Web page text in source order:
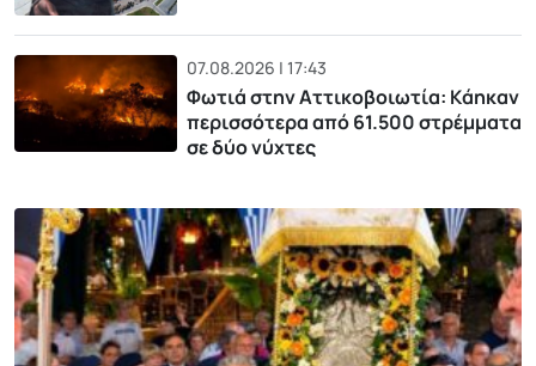
07.08.2026 | 17:43
Φωτιά στην Αττικοβοιωτία: Kάηκαν
περισσότερα από 61.500 στρέμματα
σε δύο νύχτες